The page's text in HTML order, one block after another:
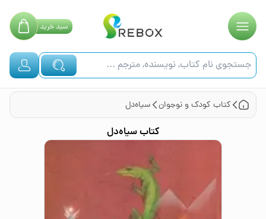
سبدخرید
کتاب کودک و نوجوان سیاه‌دل
کتابسیاه‌دل